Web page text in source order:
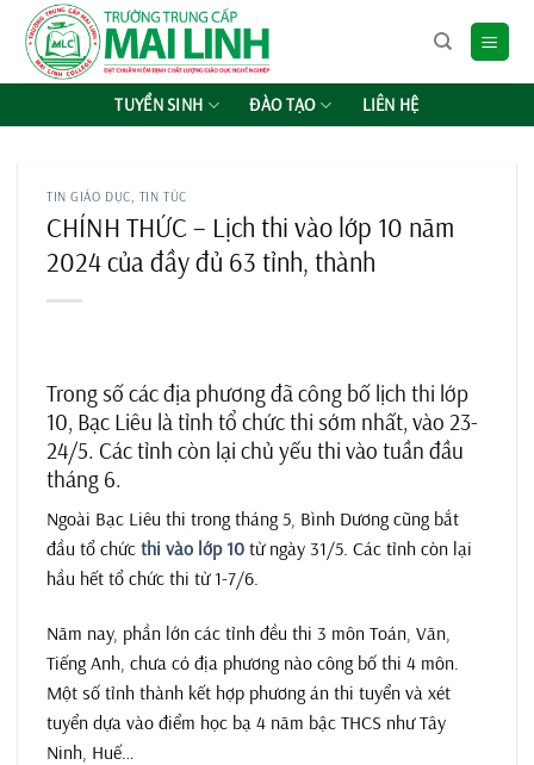
Chuyển
đến
TUYỂN SINH ĐÀO TẠO LIÊN HỆ
TIN GIÁO DỤC, TIN TỨC
CHÍNH THỨC – Lịch thi vào lớp 10 năm
2024 của đầy đủ 63 tỉnh, thành
Trong số các địa phương đã công bố lịch thi lớp
10, Bạc Liêu là tỉnh tổ chức thi sớm nhất, vào 23-
24/5. Các tỉnh còn lại chủ yếu thi vào tuần đầu
tháng 6.
Ngoài Bạc Liêu thi trong tháng 5, Bình Dương cũng bắt
đầu tổ chức thi vào lớp 10 từ ngày 31/5. Các tỉnh còn lại
hầu hết tổ chức thi từ 1-7/6.
Năm nay, phần lớn các tỉnh đều thi 3 môn Toán, Văn,
Tiếng Anh, chưa có địa phương nào công bố thi 4 môn.
Một số tỉnh thành kết hợp phương án thi tuyển và xét
tuyển dựa vào điểm học bạ 4 năm bậc THCS như Tây
Ninh, Huế…